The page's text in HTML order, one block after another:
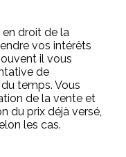
droit de la
vos intérêts
il vous
de
temps. Vous
de la vente et
du prix déjà versé,
les cas.